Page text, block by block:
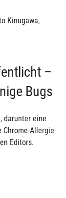
Kinugawa,
–
Bugs
darunter eine
Allergie
Editors.